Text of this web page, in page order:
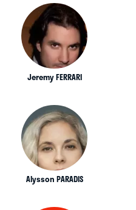
Jeremy FERRARI
Alysson PARADIS